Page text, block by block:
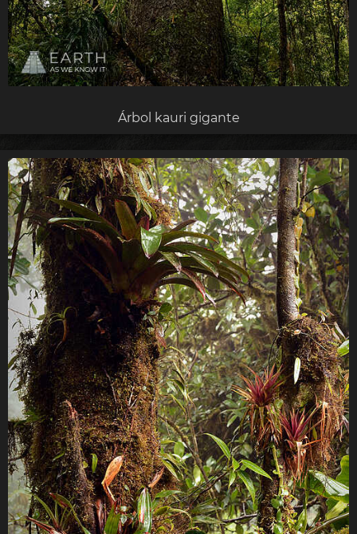
Árbol kauri gigante